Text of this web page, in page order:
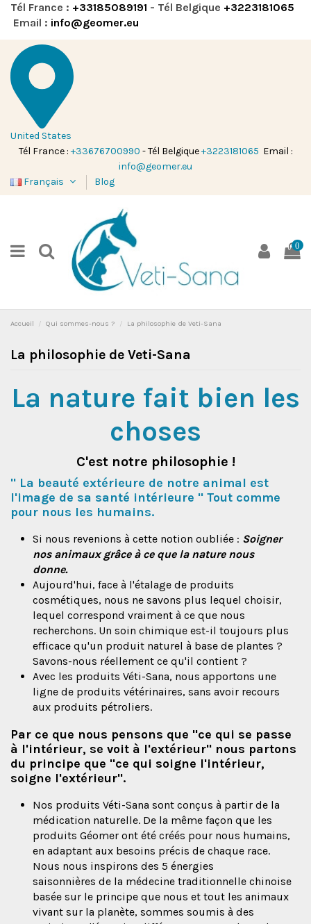
Tél France : +33185089191 - Tél Belgique +3223181065
Email : info@geomer.eu
United States
Tél France :+33676700990 - Tél Belgique+3223181065 Email :
info@geomer.eu
Français
Blog
0
Accueil Qui sommes-nous ? La philosophie de Veti-Sana
La philosophie de Veti-Sana
La nature fait bien les
choses
C'est notre philosophie !
" La beauté extérieure de notre animal est
l'image de sa santé intérieure " Tout comme
pour nous les humains.
Si nous revenions à cette notion oubliée : Soigner
nos animaux grâce à ce que la nature nous
donne.
Aujourd'hui, face à l'étalage de produits
cosmétiques, nous ne savons plus lequel choisir,
lequel correspond vraiment à ce que nous
recherchons. Un soin chimique est-il toujours plus
efficace qu'un produit naturel à base de plantes ?
Savons-nous réellement ce qu'il contient ?
Avec les produits Véti-Sana, nous apportons une
ligne de produits vétérinaires, sans avoir recours
aux produits pétroliers.
Par ce que nous pensons que "ce qui se passe
à l'intérieur, se voit à l'extérieur" nous partons
du principe que "ce qui soigne l'intérieur,
soigne l'extérieur".
Nos produits Véti-Sana sont conçus à partir de la
médication naturelle. De la même façon que les
produits Géomer ont été créés pour nous humains,
en adaptant aux besoins précis de chaque race.
Nous nous inspirons des 5 énergies
saisonnières de la médecine traditionnelle chinoise
basée sur le principe que nous et tout les animaux
vivant sur la planète, sommes soumis à des